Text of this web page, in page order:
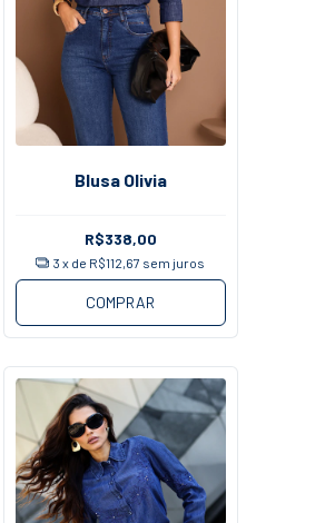
Blusa Olivia
R$338,00
3 x de R$112,67 sem juros
COMPRAR